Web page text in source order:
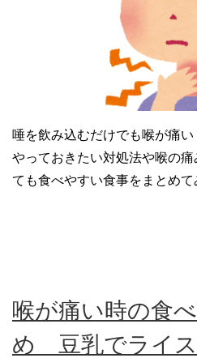
唾を飲み込むだけでも喉が痛
やっておきたい対処法や喉の痛
ても食べやすい食事をまとめて
喉が痛い時の食
め 豆乳でライ